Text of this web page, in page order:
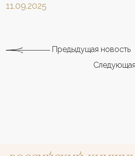
11.09.2025
Предыдущая новость